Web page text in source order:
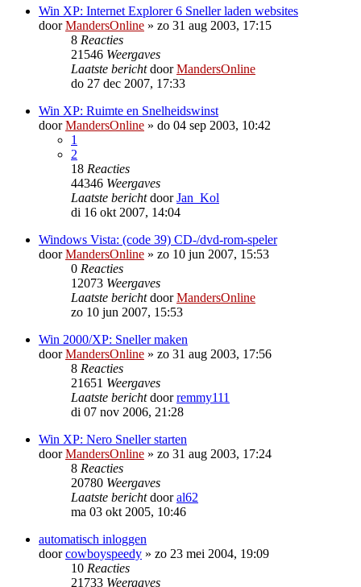
Win XP: Internet Explorer 6 Sneller laden websites
doorMandersOnline » zo 31 aug 2003, 17:15
8 Reacties
21546 Weergaves
Laatste berichtdoorMandersOnline
do 27 dec 2007, 17:33
Win XP: Ruimte en Snelheidswinst
doorMandersOnline » do 04 sep 2003, 10:42
1
2
18 Reacties
44346 Weergaves
Laatste berichtdoorJan_Kol
di 16 okt 2007, 14:04
Windows Vista: (code 39) CD-/dvd-rom-speler
doorMandersOnline » zo 10 jun 2007, 15:53
0 Reacties
12073 Weergaves
Laatste berichtdoorMandersOnline
zo 10 jun 2007, 15:53
Win 2000/XP: Sneller maken
doorMandersOnline » zo 31 aug 2003, 17:56
8 Reacties
21651 Weergaves
Laatste berichtdoorremmy111
di 07 nov 2006, 21:28
Win XP: Nero Sneller starten
doorMandersOnline » zo 31 aug 2003, 17:24
8 Reacties
20780 Weergaves
Laatste berichtdooral62
ma 03 okt 2005, 10:46
automatisch inloggen
doorcowboyspeedy » zo 23 mei 2004, 19:09
10 Reacties
21733 Weergaves